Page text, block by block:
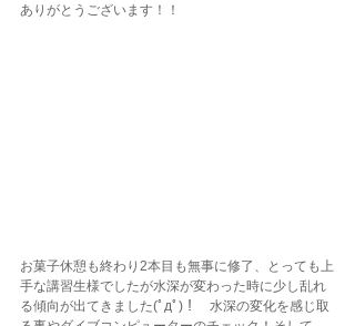
ありがとうございます！！
お菓子休憩も終わり2本目も無事に修了、とっても上
手な講習生様でしたが水深が変わった時に少し乱れ
る傾向が出てきました(ﾟдﾟ)！　水深の変化を感じ取